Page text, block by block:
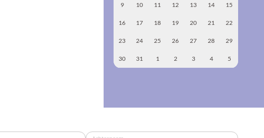
9 10 11 12 13 14 15
16 17 18 19 20 21 22
23 24 25 26 27 28 29
30 31 1 2 3 4 5